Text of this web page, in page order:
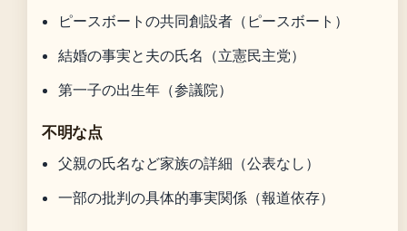
ピースボートの共同創設者（ピースボート）
結婚の事実と夫の氏名（立憲民主党）
第一子の出生年（参議院）
不明な点
父親の氏名など家族の詳細（公表なし）
一部の批判の具体的事実関係（報道依存）